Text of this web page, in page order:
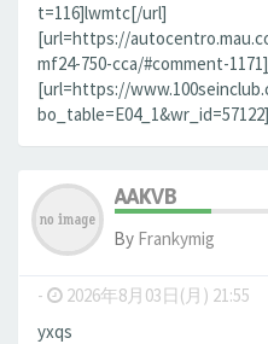
t=116]lwmtc[/url]
[url=https://
mf24-750-cca/#comment-
[url=https://
AAKVB
By Frankymig
- 2026年8月03日(月) 21:55
yxqs